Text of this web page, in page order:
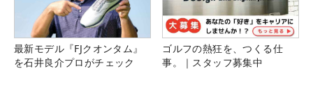
最新モデル『FJクオンタム』
を石井良介プロがチェック
ゴルフの熱狂を、つくる仕
事。｜スタッフ募集中